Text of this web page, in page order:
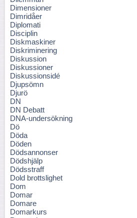
Dimensioner
Dimridåer
Diplomati
Disciplin
Diskmaskiner
Diskriminering
Diskussion
Diskussioner
Diskussionsidé
Djupsömn
Djurö
DN
DN Debatt
DNA-undersökning
Dö
Döda
Döden
Dödsannonser
Dödshjälp
Dödsstraff
Dold brottslighet
Dom
Domar
Domare
Domarkurs